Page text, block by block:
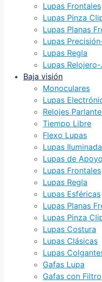
Lupas Frontales
Lupas Pinza
Lupas Planas
Lupas
Lupas Regla
Lupas
Baja visión
Monoculares
Lupas
Relojes
Tiempo Libre
Flexo Lupas
Lupas
Lupas de Apoyo
Lupas Frontales
Lupas Regla
Lupas Esféricas
Lupas Planas
Lupas Pinza
Lupas Costura
Lupas Clásicas
Lupas
Gafas Lupa
Gafas con Filtro